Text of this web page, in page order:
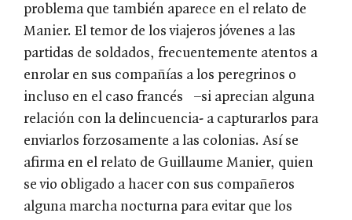
problema que también aparece en el relato de
Manier. El temor de los viajeros jóvenes a las
partidas de soldados, frecuentemente atentos a
enrolar en sus compañías a los peregrinos o
incluso en el caso francés –si aprecian alguna
relación con la delincuencia- a capturarlos para
enviarlos forzosamente a las colonias. Así se
afirma en el relato de Guillaume Manier, quien
se vio obligado a hacer con sus compañeros
alguna marcha nocturna para evitar que los